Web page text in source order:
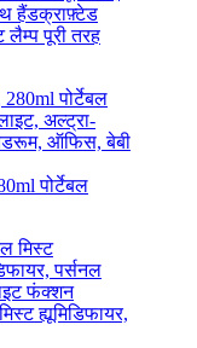
लैम्प पूरी तरह
पोर्टेबल
ह्यूमिडिफायर,